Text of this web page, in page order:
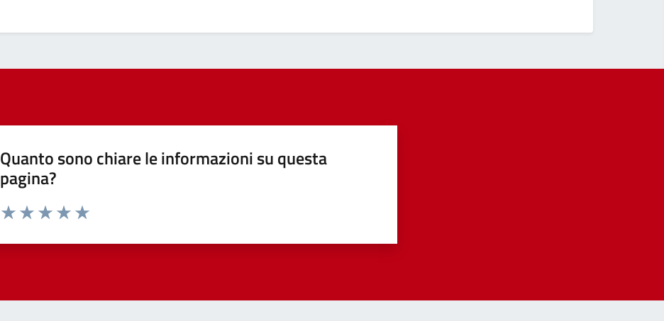
Quanto sono chiare le informazioni su questa
pagina?